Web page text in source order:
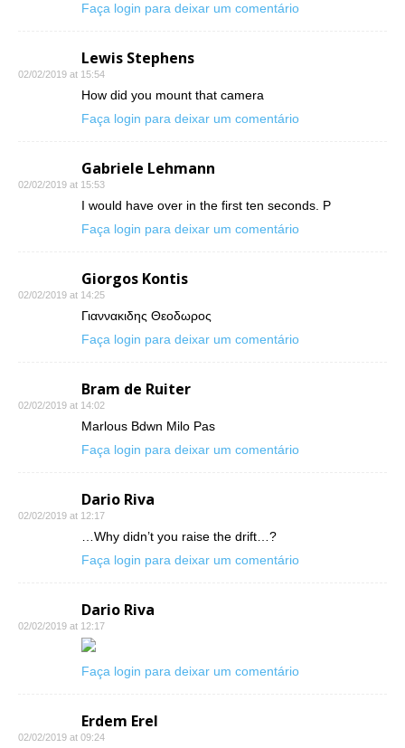
Faça login para deixar um comentário
Lewis Stephens
02/02/2019 at 15:54
How did you mount that camera
Faça login para deixar um comentário
Gabriele Lehmann
02/02/2019 at 15:53
I would have over in the first ten seconds. P
Faça login para deixar um comentário
Giorgos Kontis
02/02/2019 at 14:25
Γιαννακιδης Θεοδωρος
Faça login para deixar um comentário
Bram de Ruiter
02/02/2019 at 14:02
Marlous Bdwn Milo Pas
Faça login para deixar um comentário
Dario Riva
02/02/2019 at 12:17
…Why didn’t you raise the drift…?
Faça login para deixar um comentário
Dario Riva
02/02/2019 at 12:17
Faça login para deixar um comentário
Erdem Erel
02/02/2019 at 09:24